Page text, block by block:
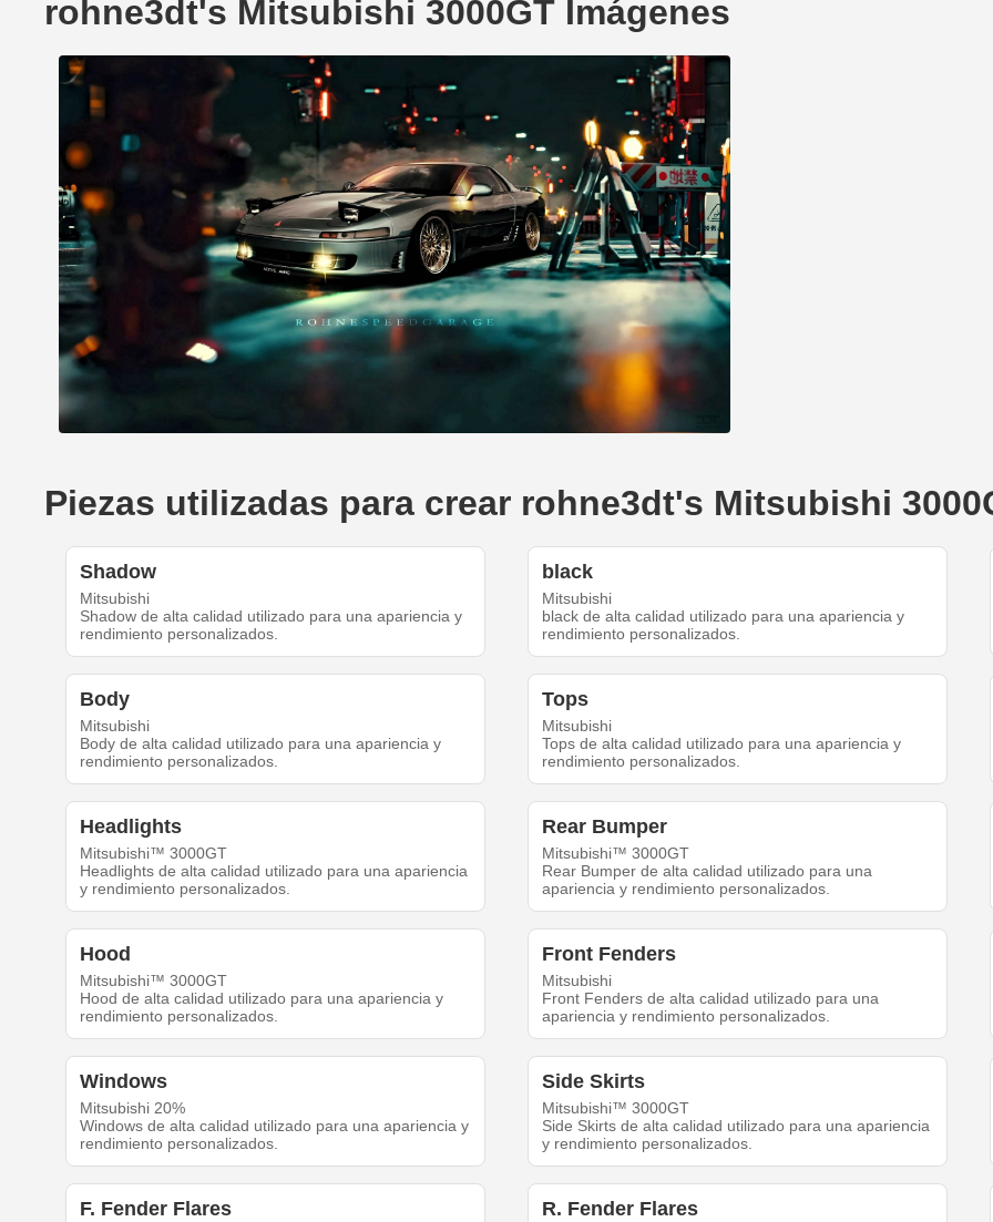
rohne3dt's Mitsubishi 3000GT Imágenes
Piezas utilizadas para crear rohne3dt's Mitsubishi
Shadow
Mitsubishi
Shadow de alta calidad utilizado para una apariencia y
rendimiento personalizados.
black
Mitsubishi
black de alta calidad utilizado para una apariencia y
rendimiento personalizados.
Body
Mitsubishi
Body de alta calidad utilizado para una apariencia y
rendimiento personalizados.
Tops
Mitsubishi
Tops de alta calidad utilizado para una apariencia y
rendimiento personalizados.
Headlights
Mitsubishi™ 3000GT
Headlights de alta calidad utilizado para una apariencia
y rendimiento personalizados.
Rear Bumper
Mitsubishi™ 3000GT
Rear Bumper de alta calidad utilizado para una
apariencia y rendimiento personalizados.
Hood
Mitsubishi™ 3000GT
Hood de alta calidad utilizado para una apariencia y
rendimiento personalizados.
Front Fenders
Mitsubishi
Front Fenders de alta calidad utilizado para una
apariencia y rendimiento personalizados.
Windows
Mitsubishi 20%
Windows de alta calidad utilizado para una apariencia y
rendimiento personalizados.
Side Skirts
Mitsubishi™ 3000GT
Side Skirts de alta calidad utilizado para una apariencia
y rendimiento personalizados.
F. Fender Flares R. Fender Flares